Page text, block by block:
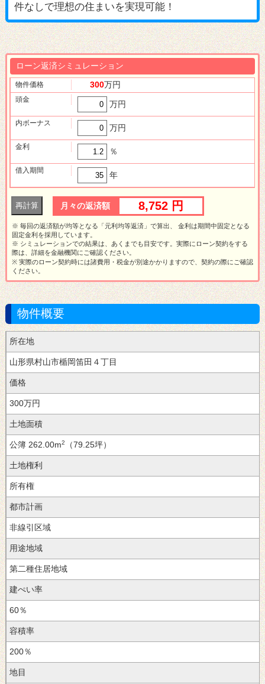
件なしで理想の住まいを実現可能！
ローン返済シミュレーション
物件価格 300万円
頭金 万円
内ボーナス 万円
金利 ％
借入期間 年
月々の返済額 8,752 円
※ 毎回の返済額が均等となる「元利均等返済」で算出、 金利は期間中固定となる
固定金利を採用しています。
※ シミュレーションでの結果は、あくまでも目安です。実際にローン契約をする
際は、詳細を金融機関にご確認ください。
※ 実際のローン契約時には諸費用・税金が別途かかりますので、契約の際にご確認
ください。
物件概要
所在地
楯岡笛田４丁目
価格
300万円
土地面積
262.00m2 （79.25坪）
土地権利
都市計画
用途地域
建ぺい率
60％
容積率
200％
地目